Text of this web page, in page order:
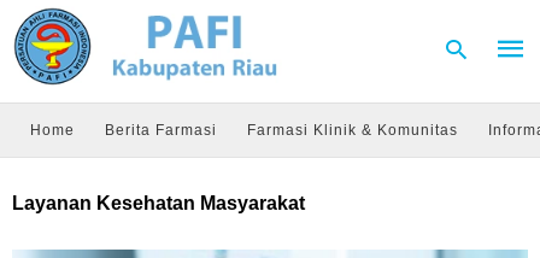
Home Berita Farmasi Farmasi Klinik & Komunitas
Layanan Kesehatan Masyarakat